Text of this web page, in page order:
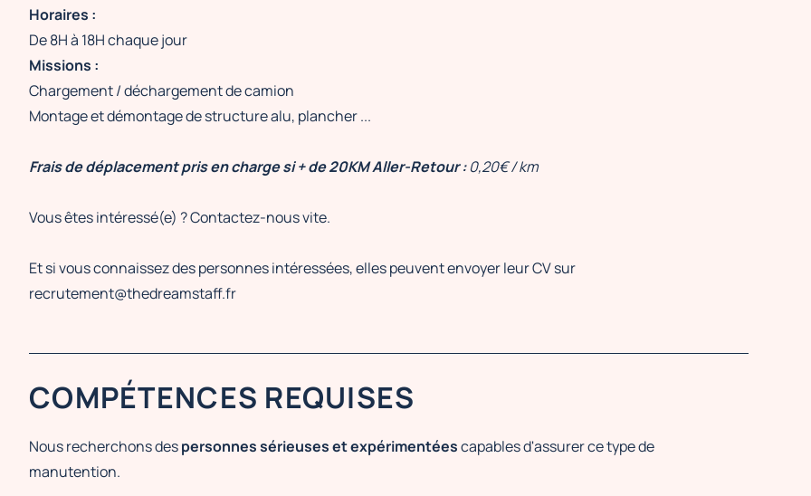
Horaires :
De 8H à 18H chaque jour
Missions :
Chargement / déchargement de camion
Montage et démontage de structure alu, plancher ...
Frais de déplacement pris en charge si + de 20KM Aller-Retour :0,20€ / km
Vous êtes intéressé(e) ? Contactez-nous vite.
Et si vous connaissez des personnes intéressées, elles peuvent envoyer leur CV sur
recrutement@thedreamstaff.fr
COMPÉTENCES REQUISES
Nous recherchons despersonnes sérieuses et expérimentéescapables d'assurer ce type de
manutention.